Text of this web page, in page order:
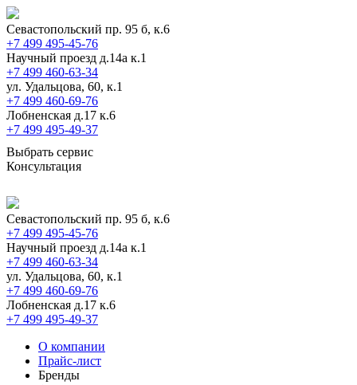
Севастопольский пр. 95 б, к.6
+7 499 495-45-76
Научный проезд д.14а к.1
+7 499 460-63-34
ул. Удальцова, 60, к.1
+7 499 460-69-76
Лобненская д.17 к.6
+7 499 495-49-37
Выбрать сервис
Консультация
Севастопольский пр. 95 б, к.6
+7 499 495-45-76
Научный проезд д.14а к.1
+7 499 460-63-34
ул. Удальцова, 60, к.1
+7 499 460-69-76
Лобненская д.17 к.6
+7 499 495-49-37
О компании
Прайс-лист
Бренды